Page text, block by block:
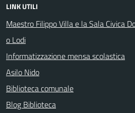
LINK UTILI
Maestro Filippo Villa e la Sala Civica
o Lodi
Informatizzazione mensa scolastica
Asilo Nido
Biblioteca comunale
Blog Biblioteca